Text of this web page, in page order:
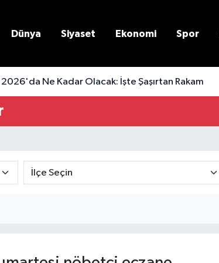
Dünya Siyaset Ekonomi Spor
Ne Kadar Olacak: İşte Şaşırtan Rakam